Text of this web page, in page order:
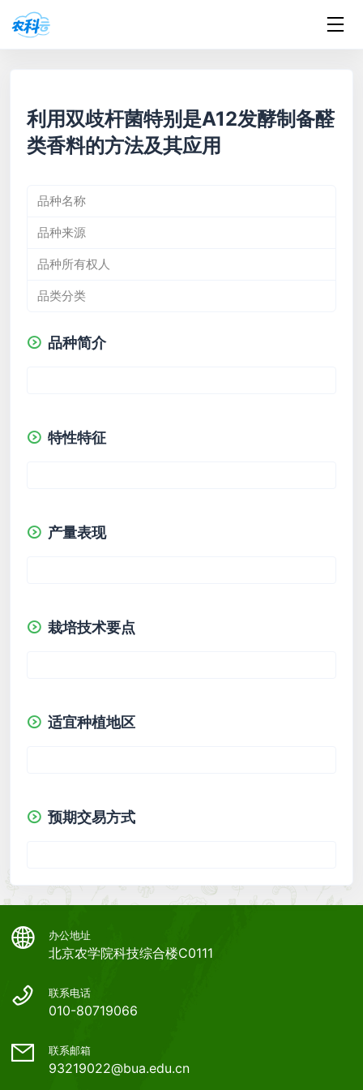
利用双歧杆菌特别是A12发酵制备醛
类香料的方法及其应用
品种名称
品种来源
品种所有权人
品类分类
品种简介
特性特征
产量表现
栽培技术要点
适宜种植地区
预期交易方式
办公地址
北京农学院科技综合楼C0111
联系电话
010-80719066
联系邮箱
93219022@bua.edu.cn